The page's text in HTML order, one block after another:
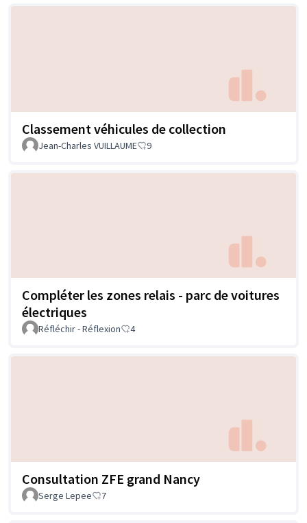
Classement véhicules de collection
Jean-Charles VUILLAUME 9
Compléter les zones relais - parc de voitures
électriques
Réfléchir - Réflexion 4
Consultation ZFE grand Nancy
Serge Lepee 7